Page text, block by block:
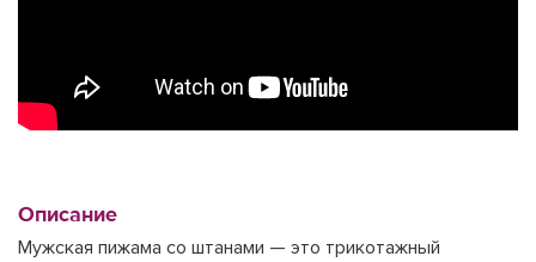
Описание
Мужская пижама со штанами — это трикотажный